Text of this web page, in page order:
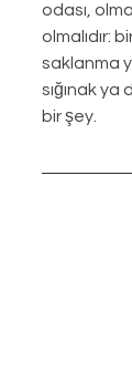
odası,
olmalıdır:
saklanma
sığınak ya
bir şey.